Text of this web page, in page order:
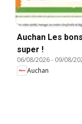
Auchan Les
super !
06/08/2026- 09/08/
Auchan